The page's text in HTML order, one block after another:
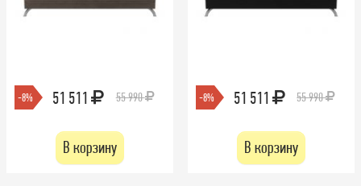
-8% 51 511 55 990
В корзину
-8% 51 511 55 990
В корзину